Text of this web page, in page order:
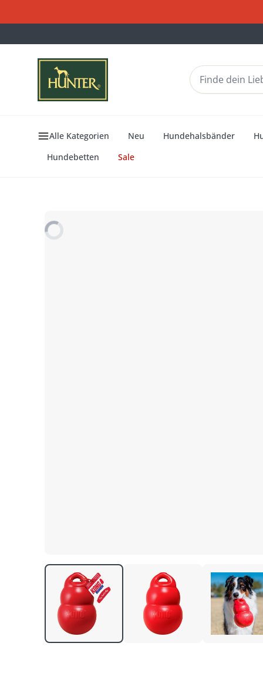
Alle Kategorien Neu Hundehalsbänder
Hundebetten
Sale